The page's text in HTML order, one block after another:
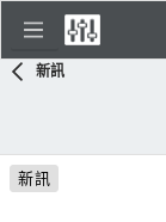
新訊
新訊